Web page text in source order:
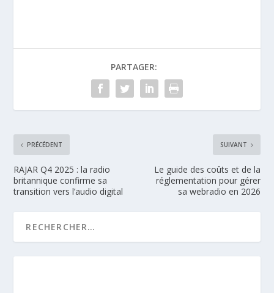
PARTAGER:
PRÉCÉDENT
RAJAR Q4 2025 : la radio
britannique confirme sa
transition vers l’audio digital
SUIVANT
Le guide des coûts et de la
réglementation pour gérer
sa webradio en 2026